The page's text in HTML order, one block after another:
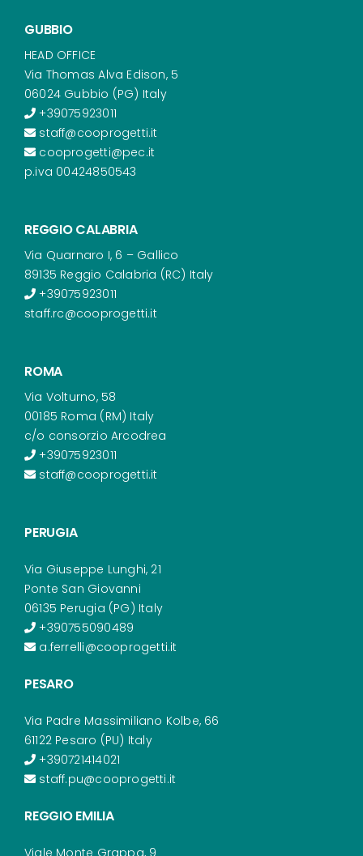
GUBBIO
HEAD OFFICE
Via Thomas Alva Edison, 5
06024 Gubbio (PG) Italy
+39075923011
staff@cooprogetti.it
cooprogetti@pec.it
p.iva 00424850543
REGGIO CALABRIA
Via Quarnaro I, 6 – Gallico
89135 Reggio Calabria (RC) Italy
+39075923011
staff.rc@cooprogetti.it
ROMA
Via Volturno, 58
00185 Roma (RM) Italy
c/o consorzio Arcodrea
+39075923011
staff@cooprogetti.it
PERUGIA
Via Giuseppe Lunghi, 21
Ponte San Giovanni
06135 Perugia (PG) Italy
+390755090489
a.ferrelli@cooprogetti.it
PESARO
Via Padre Massimiliano Kolbe, 66
61122 Pesaro (PU) Italy
+390721414021
staff.pu@cooprogetti.it
REGGIO EMILIA